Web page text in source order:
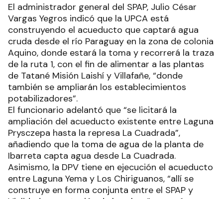
El administrador general del SPAP, Julio César
Vargas Yegros indicó que la UPCA está
construyendo el acueducto que captará agua
cruda desde el río Paraguay en la zona de colonia
Aquino, donde estará la toma y recorrerá la traza
de la ruta 1, con el fin de alimentar a las plantas
de Tatané Misión Laishí y Villafañe, “donde
también se ampliarán los establecimientos
potabilizadores”.
El funcionario adelantó que “se licitará la
ampliación del acueducto existente entre Laguna
Prysczepa hasta la represa La Cuadrada”,
añadiendo que la toma de agua de la planta de
Ibarreta capta agua desde La Cuadrada.
Asimismo, la DPV tiene en ejecución el acueducto
entre Laguna Yema y Los Chiriguanos, “allí se
construye en forma conjunta entre el SPAP y